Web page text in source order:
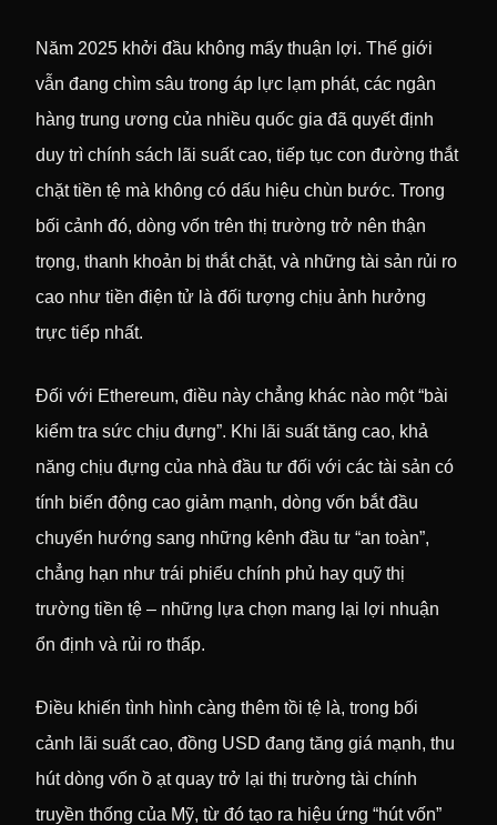
Năm 2025 khởi đầu không mấy thuận lợi. Thế giới
vẫn đang chìm sâu trong áp lực lạm phát, các ngân
hàng trung ương của nhiều quốc gia đã quyết định
duy trì chính sách lãi suất cao, tiếp tục con đường thắt
chặt tiền tệ mà không có dấu hiệu chùn bước. Trong
bối cảnh đó, dòng vốn trên thị trường trở nên thận
trọng, thanh khoản bị thắt chặt, và những tài sản rủi ro
cao như tiền điện tử là đối tượng chịu ảnh hưởng
trực tiếp nhất.
Đối với Ethereum, điều này chẳng khác nào một “bài
kiểm tra sức chịu đựng”. Khi lãi suất tăng cao, khả
năng chịu đựng của nhà đầu tư đối với các tài sản có
tính biến động cao giảm mạnh, dòng vốn bắt đầu
chuyển hướng sang những kênh đầu tư “an toàn”,
chẳng hạn như trái phiếu chính phủ hay quỹ thị
trường tiền tệ – những lựa chọn mang lại lợi nhuận
ổn định và rủi ro thấp.
Điều khiến tình hình càng thêm tồi tệ là, trong bối
cảnh lãi suất cao, đồng USD đang tăng giá mạnh, thu
hút dòng vốn ồ ạt quay trở lại thị trường tài chính
truyền thống của Mỹ, từ đó tạo ra hiệu ứng “hút vốn”